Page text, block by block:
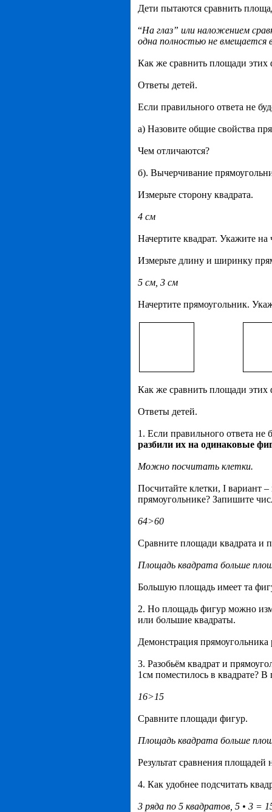
Дети пытаются сравнить
“На глаз” или наложением
одна полностью не вмещается
Как же сравнить площади этих
Ответы детей.
Если правильного ответа не
а) Назовите общие свойства
Чем отличаются?
б). Вычерчивание
Измерьте сторону квадрата.
4 см
Начертите квадрат. Укажите
Измерьте длину и ширинку
5 см, 3 см
Начертите прямоугольник.
Как же сравнить площади этих
Ответы детей.
1. Если правильного ответа не
разбили их на одинаковые
Можно посчитать клетки.
Посчитайте клетки, I вариант
прямоугольнике? Запишите
64>60
Сравните площади квадрата и
Площадь квадрата больше
Большую площадь имеет та
2. Но площадь фигур можно
или большие квадраты.
Демонстрация прямоугольника
3. Разобьём квадрат и
1см поместилось в квадрате?
16>15
Сравните площади фигур.
Площадь квадрата больше
Результат сравнения
4. Как удобнее подсчитать
3 ряда по 5 квадратов, 5 • 3 =